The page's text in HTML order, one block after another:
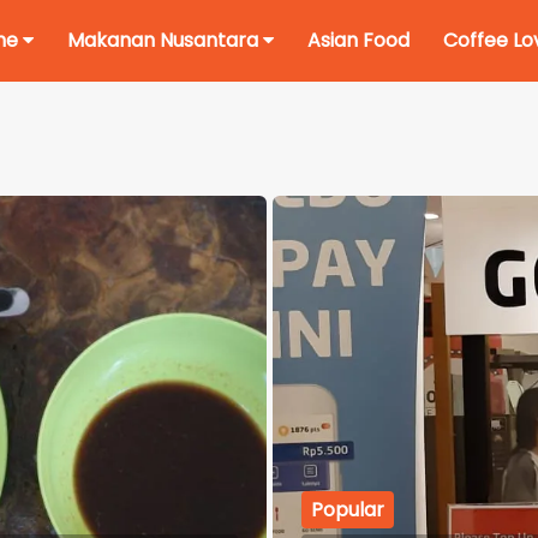
Makanan Nusantara Asian Food Coffee
Ikuti Kami di:
Popular